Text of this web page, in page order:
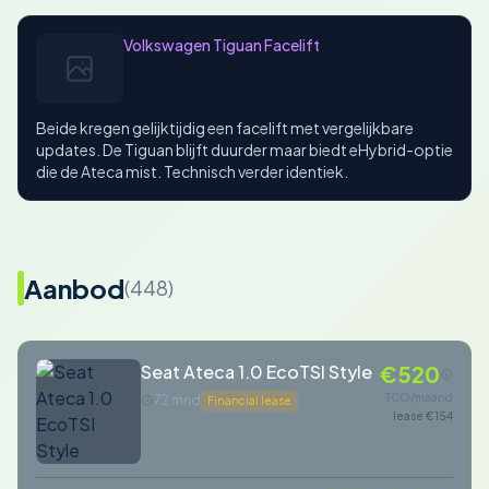
Volkswagen Tiguan Facelift
Beide kregen gelijktijdig een facelift met vergelijkbare
updates. De Tiguan blijft duurder maar biedt eHybrid-optie
die de Ateca mist. Technisch verder identiek.
Aanbod(448)
Seat Ateca 1.0 EcoTSI Style
72 mnd Financial lease
€520
TCO/maand
lease €154